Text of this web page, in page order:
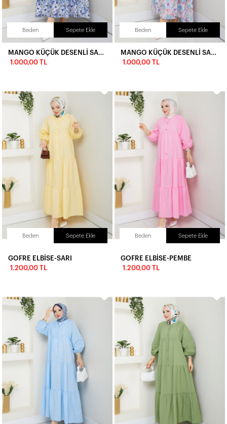
Beden Sepete Ekle
1.000,00 TL
Beden Sepete Ekle
1.000,00 TL
Beden Sepete Ekle
GOFRE ELBİSE-SARI
1.200,00 TL
Beden Sepete Ekle
GOFRE ELBİSE-PEMBE
1.200,00 TL